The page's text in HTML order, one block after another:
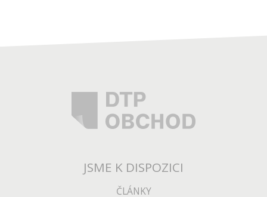
JSME K DISPOZICI
ČLÁNKY